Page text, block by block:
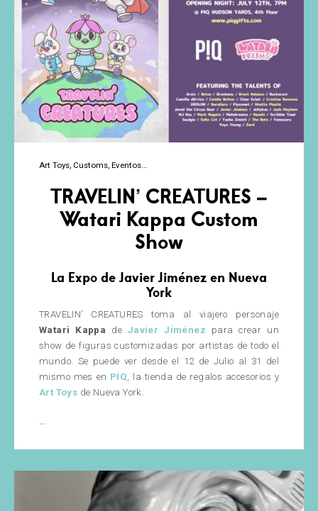
Art Toys Customs Eventos
TRAVELIN’ CREATURES –
Watari Kappa Custom
Show
La Expo de Javier Jiménez en Nueva
York
TRAVELIN’ CREATURES toma al viajero personaje
Watari Kappa de Javier Jiménez para crear un
show de figuras customizadas por artistas de todo el
mundo. Se puede ver desde el 12 de Julio al 31 del
mismo mes en PIQ , la tienda de regalos accesorios y
Art Toys de Nueva York.
…
–
Watari